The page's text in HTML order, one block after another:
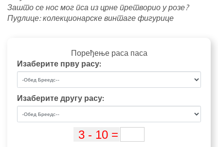
Зашто се нос мог пса из црне претворио у розе?
Пудлице: колекционарске винтаге фигурице
Поређење раса паса
Изаберите прву расу:
Изаберите другу расу: